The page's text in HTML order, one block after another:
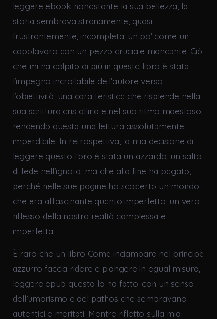
leggere ebook nonostante la sua bellezza, la
storia sembrava stranamente, quasi
frustrantemente, incompleta, un po’ come un
capolavoro con un pezzo cruciale mancante. Ciò
che mi ha colpito di più in questo libro è stata
l’impegno incrollabile dell’autore verso
l’obiettività, una caratteristica che risplende nella
sua scrittura cristallina e nel suo ritmo maestoso,
rendendo questa una lettura assolutamente
imperdibile. In retrospettiva, la mia decisione di
leggere questo libro è stata un azzardo, un salto
di fede nell’ignoto, ma che alla fine ha pagato,
perché nelle sue pagine ho scoperto un mondo
che era affascinante quanto imperfetto, un vero
riflesso della nostra realtà complessa e
imperfetta.
È raro che un libro Come inciampare nel principe
azzurro faccia ridere e piangere in egual misura,
leggere epub questo lo ha fatto, con un senso
dell’umorismo e del pathos che sembravano
autentici e meritati. Mentre rifletto sulla mia